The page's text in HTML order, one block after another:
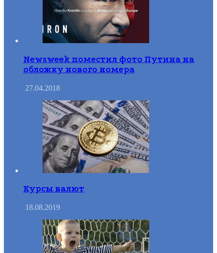
Newsweek поместил фото Путина на
обложку нового номера
27.04.2018
Курсы валют
18.08.2019